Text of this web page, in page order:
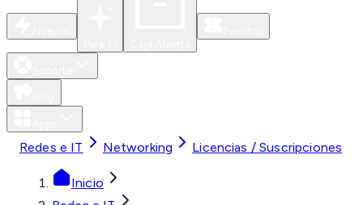
Redes e IT Networking Licencias / Suscripciones
Inicio